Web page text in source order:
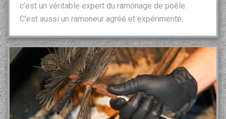
c’est un véritable expert du ramonage de poêle.
C’est aussi un ramoneur agréé et expérimenté.